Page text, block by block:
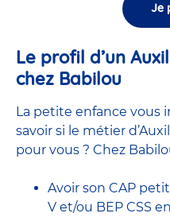
Je
Le profil d’un
chez Babilou
La petite enfance vous
savoir si le métier
pour vous ? Chez
Avoir son CAP
V et/ou BEP CSS